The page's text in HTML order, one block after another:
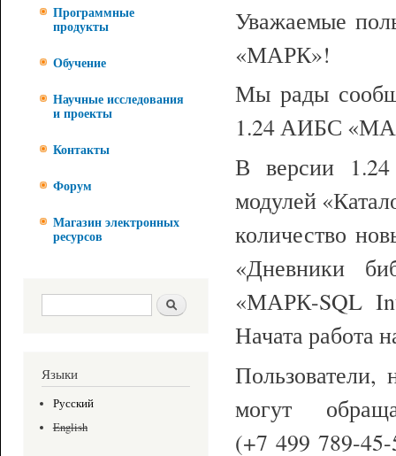
Программные
продукты
Обучение
Научные исследования
и проекты
Контакты
Форум
Магазин электронных
ресурсов
Форма поиска Поиск
Языки
Русский
English
Уважаемые
«МАРК»!
Мы рады
1.24 АИБС
В версии 1.24
модулей
количество
«Дневники
«МАРК-SQL
Начата работа
Пользователи,
могут
(+7 499 789-